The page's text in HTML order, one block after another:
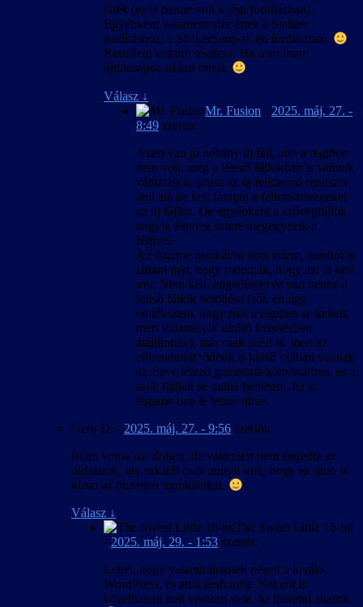
szövegkészlet csak úgy lesz egységes, ha új
játékot indítunk, és nem váltunk nyelvet
közben.
játék (ez is benne volt a régi fordításban).
Egyébként valamennyire értek a Stalker
fordításhoz, a StalkerSoup-ot én fordítottam.
Remélem tudtam segíteni. Ha nem írtam
újdonságot, akkor bocsi.
Válasz ↓
Mr. Fusion - 2025. máj. 27. -
8:49 szerint:
Azért van jó néhány új fájl, ami a régiben
nem volt, meg a létező fájlokban is vannak
változások, plusz az új feliratozó rendszer,
ami alá be kell faragni a feliratszövegeket
az új fájlba. De egyébként a szövegfájlok
nagyja tényleg szinte megegyezik a
régivel.
Az fsgame piszkálást nem értem, máshol is
láttam már, hogy mondják, hogy azt át kell
írni. Nem kell, engedélyezve van benne a
külső fájlok betöltése (sőt, én úgy
emlékszem, hogy már a régiben se kellett,
mert valamelyik utolsó frissítésben
átállították), már csak azért is, mert az
előrenderelt videók is külső fájlban vannak
az eleve létező gamedata könyvtárban, és a
saját fájljait se tudná betölteni, ha az
fsgame-ben le lenne tiltva.
Gery D. - 2025. máj. 27. - 9:56 szerint:
Írtam volna pár dolgot, de valamiért nem engedte az
oldalatok, így inkább csak annyit írok, hogy ez úton is
köszi az önzetlen munkátokat.
Válasz ↓
The Sweet Little 16-bit
- 2025. máj. 29. - 1:53 szerint:
Lehet, hogy valamit linknek nézett a kiváló
WordPress, és attól ijedt meg. Nekem is
közelharcot kell vívnom vele, ha linkelni akarok.